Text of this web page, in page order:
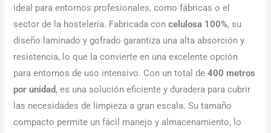
ideal para entornos profesionales, como fábricas o el
sector de la hostelería. Fabricada concelulosa 100%, su
diseño laminado y gofrado garantiza una alta absorción y
resistencia, lo que la convierte en una excelente opción
para entornos de uso intensivo. Con un total de400 metros
por unidad, es una solución eficiente y duradera para cubrir
las necesidades de limpieza a gran escala. Su tamaño
compacto permite un fácil manejo y almacenamiento, lo